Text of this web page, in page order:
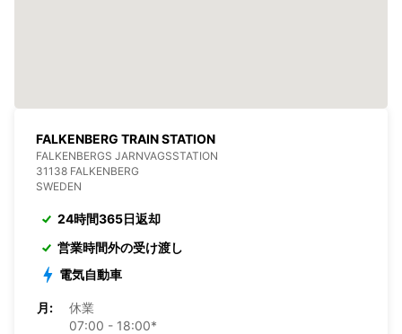
FALKENBERG TRAIN STATION
FALKENBERGS JARNVAGSSTATION
31138 FALKENBERG
SWEDEN
24時間365日返却
営業時間外の受け渡し
電気自動車
月:
休業
07:00 - 18:00*